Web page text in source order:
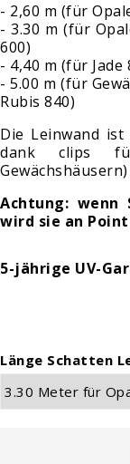
- 2,60 m (für
- 3.30 m (für
600)
- 4,40 m (für Jade
- 5.00 m (für
Rubis 840)
Die Leinwand ist
dankclips
Gewächshäusern)
Achtung: wenn
wird sie an
5-jährige UV-
Länge Schatten